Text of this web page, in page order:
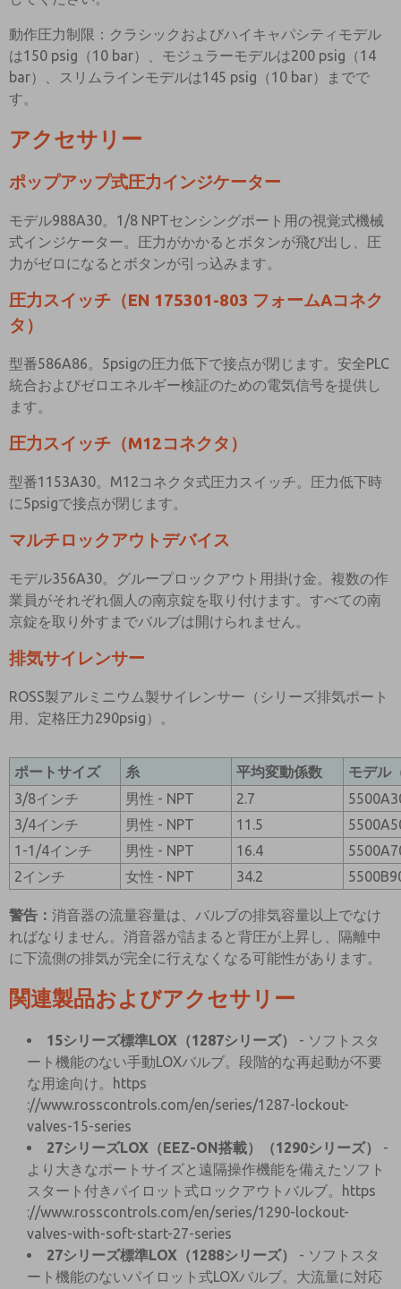
動作圧力制限：クラシックおよびハイキャパシティモデル
は150 psig（10 bar）、モジュラーモデルは200 psig（14
bar）、スリムラインモデルは145 psig（10 bar）までで
す。
アクセサリー
ポップアップ式圧力インジケーター
モデル988A30。1/8 NPTセンシングポート用の視覚式機械
式インジケーター。圧力がかかるとボタンが飛び出し、圧
力がゼロになるとボタンが引っ込みます。
圧力スイッチ（EN 175301-803 フォームAコネク
タ）
型番586A86。5psigの圧力低下で接点が閉じます。安全PLC
統合およびゼロエネルギー検証のための電気信号を提供し
ます。
圧力スイッチ（M12コネクタ）
型番1153A30。M12コネクタ式圧力スイッチ。圧力低下時
に5psigで接点が閉じます。
マルチロックアウトデバイス
モデル356A30。グループロックアウト用掛け金。複数の作
業員がそれぞれ個人の南京錠を取り付けます。すべての南
京錠を取り外すまでバルブは開けられません。
排気サイレンサー
ROSS製アルミニウム製サイレンサー（シリーズ排気ポート
用、定格圧力290psig）。
ポートサイズ 糸 平均変動係数
モデル
3/8インチ
男性 - NPT 2.7
3/4インチ
男性 - NPT 11.5
1-1/4インチ
男性 - NPT 16.4
2インチ
女性 - NPT 34.2
警告： 消音器の流量容量は、バルブの排気容量以上でなけ
ればなりません。消音器が詰まると背圧が上昇し、隔離中
に下流側の排気が完全に行えなくなる可能性があります。
関連製品およびアクセサリー
15シリーズ標準LOX（1287シリーズ）
- ソフトスタ
ート機能のない手動LOXバルブ。段階的な再起動が不要
な用途向け。https
://www.rosscontrols.com/en/series/1287-lockout-
valves-15-series
27シリーズLOX（EEZ-ON搭載）（1290シリーズ）
-
より大きなポートサイズと遠隔操作機能を備えたソフト
スタート付きパイロット式ロックアウトバルブ。https
://www.rosscontrols.com/en/series/1290-lockout-
valves-with-soft-start-27-series
27シリーズ標準LOX（1288シリーズ）
- ソフトスタ
ート機能のないパイロット式LOXバルブ。大流量に対応